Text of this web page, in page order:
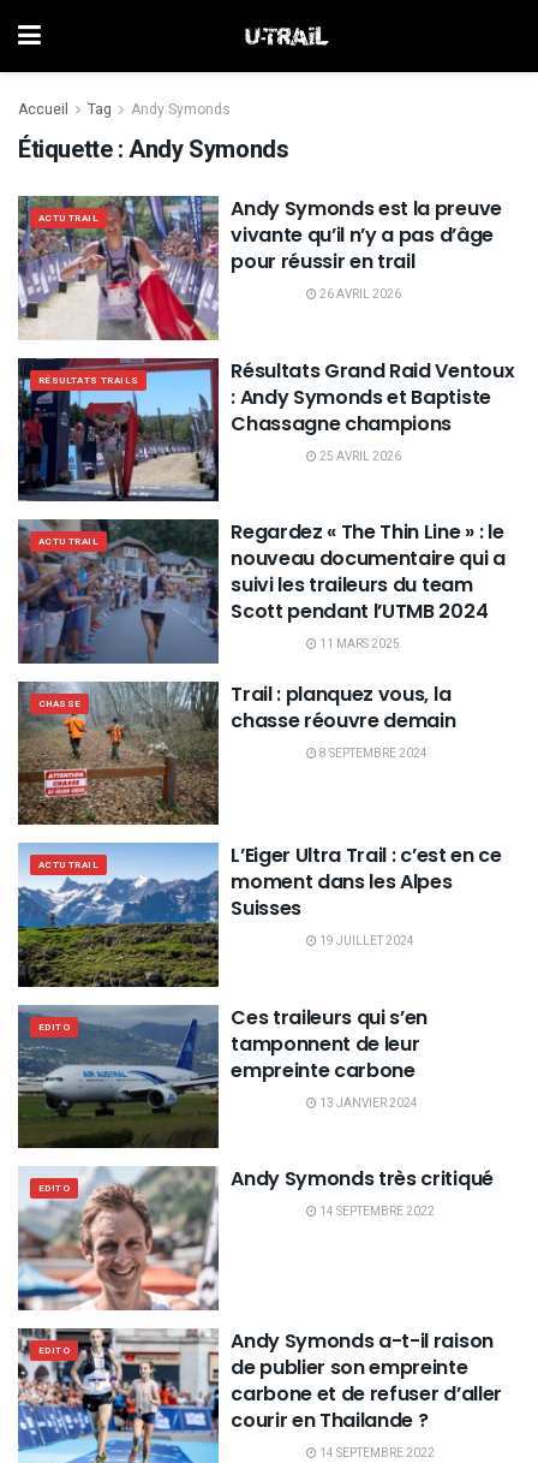
Accueil Tag Andy Symonds
Étiquette :Andy Symonds
ACTU TRAIL
Andy Symonds est la preuve
vivante qu’il n’y a pas d’âge
pour réussir en trail
26 AVRIL 2026
RÉSULTATS TRAILS
Résultats Grand Raid Ventoux
: Andy Symonds et Baptiste
Chassagne champions
25 AVRIL 2026
ACTU TRAIL
Regardez « The Thin Line » : le
nouveau documentaire qui a
suivi les traileurs du team
Scott pendant l’UTMB 2024
11 MARS 2025
CHASSE
Trail : planquez vous, la
chasse réouvre demain
8 SEPTEMBRE 2024
ACTU TRAIL
L’Eiger Ultra Trail : c’est en ce
moment dans les Alpes
Suisses
19 JUILLET 2024
EDITO
Ces traileurs qui s’en
tamponnent de leur
empreinte carbone
13 JANVIER 2024
EDITO Andy Symonds très critiqué
14 SEPTEMBRE 2022
EDITO
Andy Symonds a-t-il raison
de publier son empreinte
carbone et de refuser d’aller
courir en Thailande ?
14 SEPTEMBRE 2022